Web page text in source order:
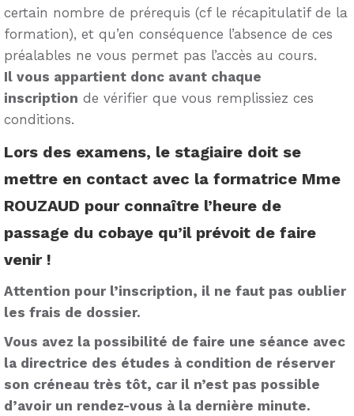
certain nombre de prérequis (cf le récapitulatif de la
formation), et qu’en conséquence l’absence de ces
préalables ne vous permet pas l’accès au cours.
Il vous appartient donc avant chaque
inscription de vérifier que vous remplissiez ces
conditions.
Lors des examens, le stagiaire doit se
mettre en contact avec la formatrice Mme
ROUZAUD pour connaître l’heure de
passage du cobaye qu’il prévoit de faire
venir !
Attention pour l’inscription, il ne faut pas oublier
les frais de dossier.
Vous avez la possibilité de faire une séance avec
la directrice des études à condition de réserver
son créneau très tôt, car il n’est pas possible
d’avoir un rendez-vous à la dernière minute.